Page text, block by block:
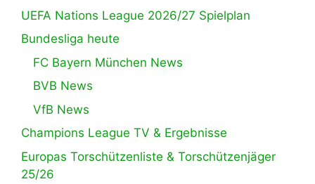
UEFA Nations League 2026/27 Spielplan
Bundesliga heute
FC Bayern München News
BVB News
VfB News
Champions League TV & Ergebnisse
Europas Torschützenliste & Torschützenjäger
25/26